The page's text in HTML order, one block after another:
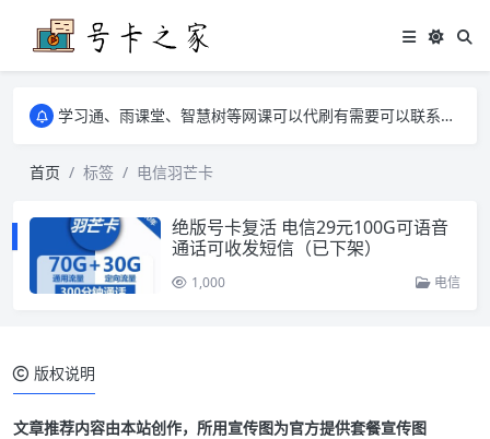
学习通、雨课堂、智慧树等网课可以代刷有需要可以联系邮箱i@tuzi.la
学习通、雨课堂、智慧树等网课可以代刷有需要可以联系邮箱i@tuzi.la
首页
标签 电信羽芒卡
绝版号卡复活 电信29元100G可语音
通话可收发短信（已下架）
1,000 电信
版权说明
文章推荐内容由本站创作，所用宣传图为官方提供套餐宣传图